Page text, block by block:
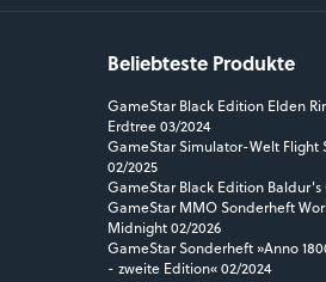
Beliebteste Produkte
GameStar Black Edition Elden
Erdtree 03/2024
GameStar Simulator-Welt Flight
02/2025
GameStar Black Edition Baldur's
GameStar MMO Sonderheft
Midnight 02/2026
GameStar Sonderheft »Anno
- zweite Edition« 02/2024